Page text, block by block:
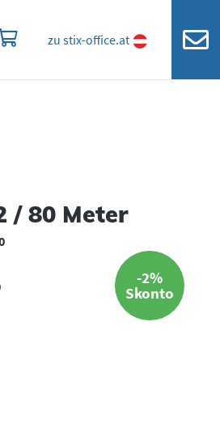
auf dem Merkzettel
Warenkorb enthält 0 Positionen.
zu stix-office.at
/ 80 Meter
-2%
Skonto